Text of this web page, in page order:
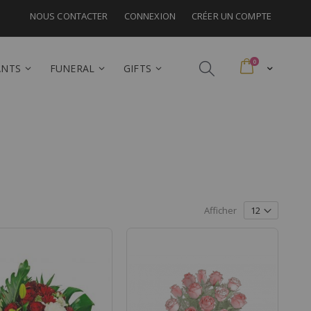
NOUS CONTACTER CONNEXION CRÉER UN COMPTE
0articles
FUNERAL GIFTS
Afficher